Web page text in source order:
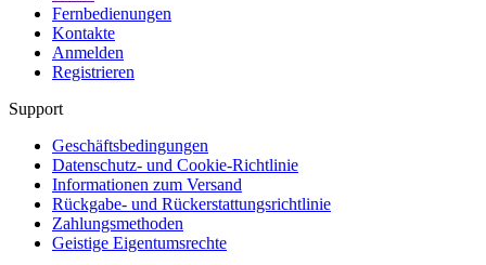
Fernbedienungen
Kontakte
Anmelden
Registrieren
Support
Geschäftsbedingungen
Datenschutz- und Cookie-Richtlinie
Informationen zum Versand
Rückgabe- und Rückerstattungsrichtlinie
Zahlungsmethoden
Geistige Eigentumsrechte